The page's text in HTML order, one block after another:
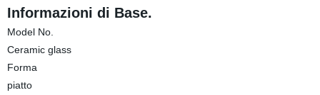
Informazioni di Base.
Model No.
Ceramic glass
Forma
piatto